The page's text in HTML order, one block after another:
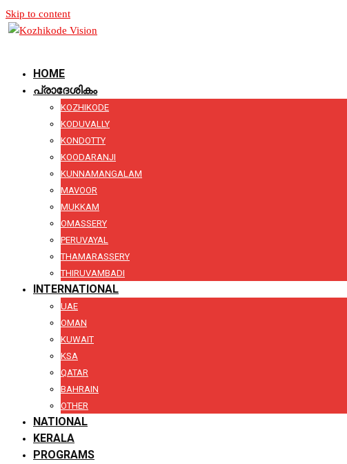
Skip to content
HOME
പ്രാദേശികം
KOZHIKODE
KODUVALLY
KONDOTTY
KOODARANJI
KUNNAMANGALAM
MAVOOR
MUKKAM
OMASSERY
PERUVAYAL
THAMARASSERY
THIRUVAMBADI
INTERNATIONAL
UAE
OMAN
KUWAIT
KSA
QATAR
BAHRAIN
OTHER
NATIONAL
KERALA
PROGRAMS